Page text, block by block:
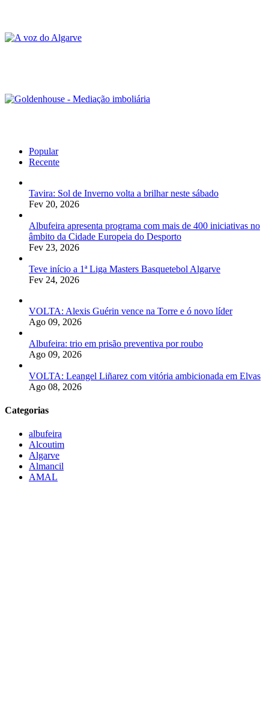
Popular
Recente
Tavira: Sol de Inverno volta a brilhar neste sábado
Fev 20, 2026
Albufeira apresenta programa com mais de 400 iniciativas no
âmbito da Cidade Europeia do Desporto
Fev 23, 2026
Teve início a 1ª Liga Masters Basquetebol Algarve
Fev 24, 2026
VOLTA: Alexis Guérin vence na Torre e ó novo líder
Ago 09, 2026
Albufeira: trio em prisão preventiva por roubo
Ago 09, 2026
VOLTA: Leangel Liñarez com vitória ambicionada em Elvas
Ago 08, 2026
Categorias
albufeira
Alcoutim
Algarve
Almancil
AMAL